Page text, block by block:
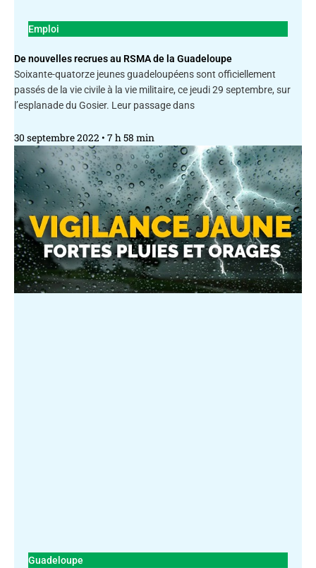
Emploi
De nouvelles recrues au RSMA de la Guadeloupe
Soixante-quatorze jeunes guadeloupéens sont officiellement
passés de la vie civile à la vie militaire, ce jeudi 29 septembre, sur
l’esplanade du Gosier. Leur passage dans
30 septembre 2022 7 h 58 min
Guadeloupe